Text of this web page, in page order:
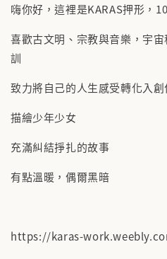
嗨你好，這裡是KARAS押形，
喜歡古文明、宗教與音樂，宇
訓
致力將自己的人生感受轉化入創
描繪少年少女
充滿糾結掙扎的故事
有點溫暖，偶爾黑暗
https://karas-